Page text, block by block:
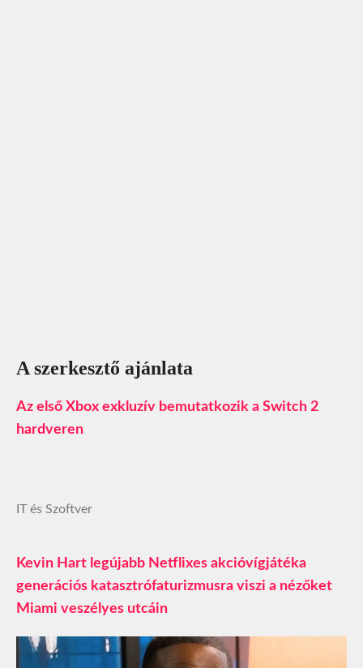
A szerkesztő ajánlata
Az első Xbox exkluzív bemutatkozik a Switch 2
hardveren
IT és Szoftver
Kevin Hart legújabb Netflixes akcióvígjátéka
generációs katasztrófaturizmusra viszi a nézőket
Miami veszélyes utcáin